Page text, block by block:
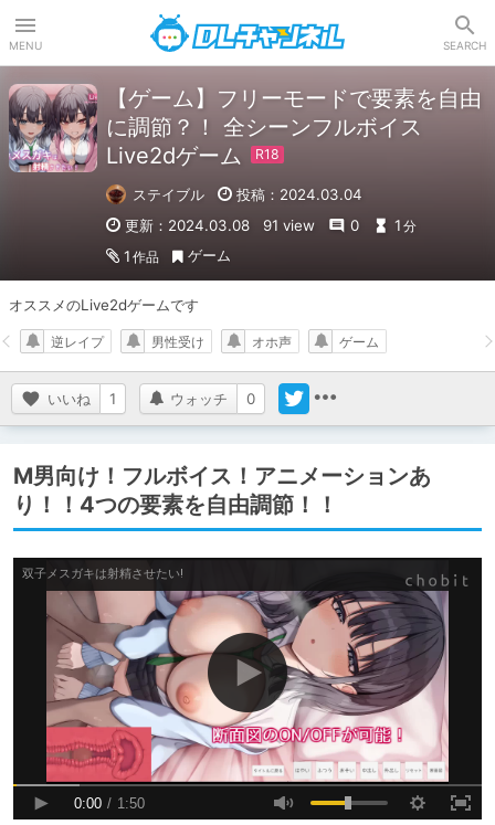
MENU SEARCH
【ゲーム】フリーモードで要素を自由
に調節？！ 全シーンフルボイス
Live2dゲーム
ステイブル
投稿：2024.03.04
更新：2024.03.08
91 view 0 1 分
1 作品 ゲーム
オススメのLive2dゲームです
いいね 1 ウォッチ 0
逆レイプ 男性受け オホ声 ゲーム
M男向け！フルボイス！アニメーションあ
り！！4つの要素を自由調節！！